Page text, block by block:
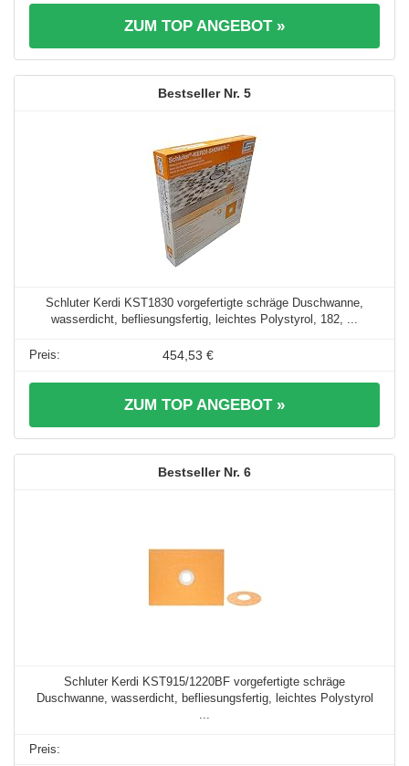
ZUM TOP ANGEBOT »
5
Schluter Kerdi KST1830 vorgefertigte schräge Duschwanne,
wasserdicht, befliesungsfertig, leichtes Polystyrol, 182, ...
454,53 €
ZUM TOP ANGEBOT »
6
Schluter Kerdi KST915/1220BF vorgefertigte schräge
Duschwanne, wasserdicht, befliesungsfertig, leichtes Polystyrol
...